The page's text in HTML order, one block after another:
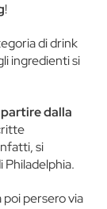
!
di drink
ingredienti si
dalla
si
Philadelphia.
persero via